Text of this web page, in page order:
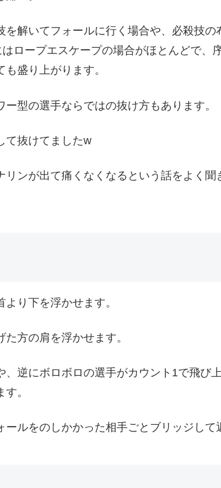
解いてフォールに行く場合や、必殺技
ロープエスケープの場合がほとんどで、
盛り上がります。
型の選手ならではの抜け方もあります。
て抜けてましたw
ンが出て痛くなくなるという話をよく
り下を浮かせます。
方の肩を浮かせます。
逆にボロボロの選手がカウント1で飛び
。
ルをのしかかった相手ごとブリッジして